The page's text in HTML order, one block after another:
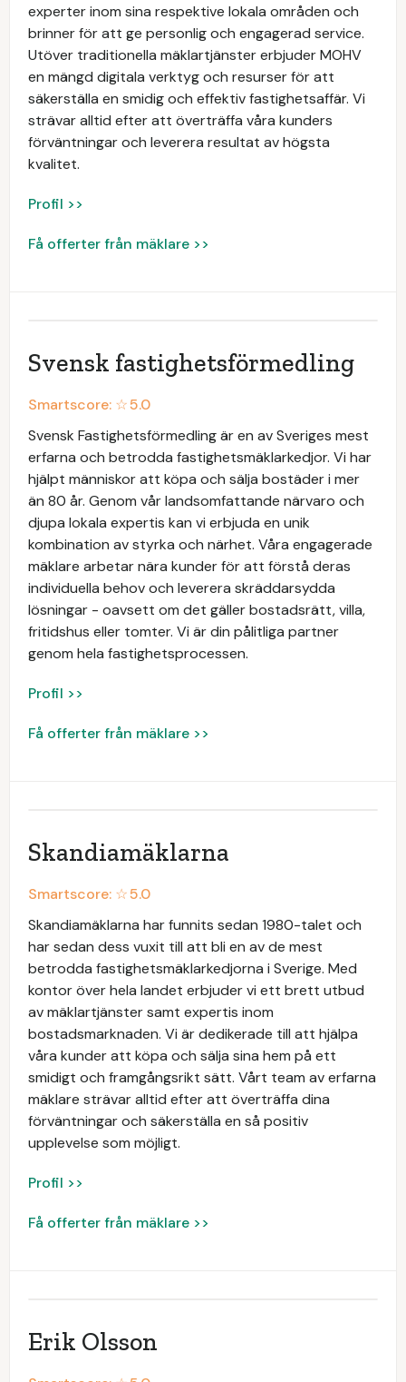
experter inom sina respektive lokala områden och
brinner för att ge personlig och engagerad service.
Utöver traditionella mäklartjänster erbjuder MOHV
en mängd digitala verktyg och resurser för att
säkerställa en smidig och effektiv fastighetsaffär. Vi
strävar alltid efter att överträffa våra kunders
förväntningar och leverera resultat av högsta
kvalitet.
Profil >>
Få offerter från mäklare >>
Svensk fastighetsförmedling
Smartscore: ☆5.0
Svensk Fastighetsförmedling är en av Sveriges mest
erfarna och betrodda fastighetsmäklarkedjor. Vi har
hjälpt människor att köpa och sälja bostäder i mer
än 80 år. Genom vår landsomfattande närvaro och
djupa lokala expertis kan vi erbjuda en unik
kombination av styrka och närhet. Våra engagerade
mäklare arbetar nära kunder för att förstå deras
individuella behov och leverera skräddarsydda
lösningar - oavsett om det gäller bostadsrätt, villa,
fritidshus eller tomter. Vi är din pålitliga partner
genom hela fastighetsprocessen.
Profil >>
Få offerter från mäklare >>
Skandiamäklarna
Smartscore: ☆5.0
Skandiamäklarna har funnits sedan 1980-talet och
har sedan dess vuxit till att bli en av de mest
betrodda fastighetsmäklarkedjorna i Sverige. Med
kontor över hela landet erbjuder vi ett brett utbud
av mäklartjänster samt expertis inom
bostadsmarknaden. Vi är dedikerade till att hjälpa
våra kunder att köpa och sälja sina hem på ett
smidigt och framgångsrikt sätt. Vårt team av erfarna
mäklare strävar alltid efter att överträffa dina
förväntningar och säkerställa en så positiv
upplevelse som möjligt.
Profil >>
Få offerter från mäklare >>
Erik Olsson